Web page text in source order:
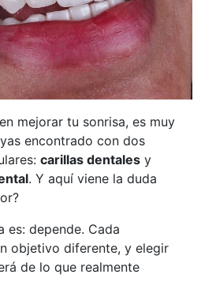
mejorar tu sonrisa, es muy
encontrado con dos
carillas dentales y
. Y aquí viene la duda
es: depende. Cada
objetivo diferente, y elegir
de lo que realmente